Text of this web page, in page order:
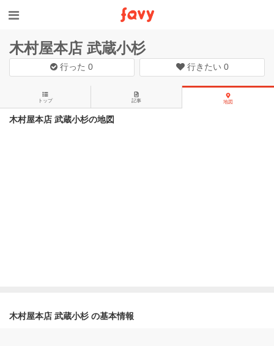
木村屋本店 武蔵小杉
行った0 行きたい 0
トップ 記事 地図
木村屋本店 武蔵小杉の地図
木村屋本店 武蔵小杉 の基本情報